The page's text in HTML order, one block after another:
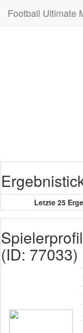
Football Ultimate
Letzte 25
(ID: 77033)